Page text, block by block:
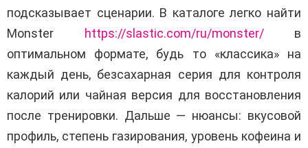
подсказывает сценарии. В каталоге легко найти
Monster https://slastic.com/ru/monster/в
оптимальном формате, будь то «классика» на
каждый день, безсахарная серия для контроля
калорий или чайная версия для восстановления
после тренировки. Дальше — нюансы: вкусовой
профиль, степень газирования, уровень кофеина и